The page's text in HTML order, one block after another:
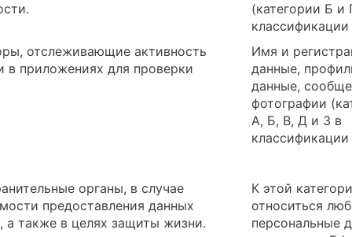
(категории Б и
классификации
отслеживающие активность
в приложениях для проверки
Имя и
данные,
данные,
фотографии
А, Б, В, Д и З в
классификации
органы, в случае
предоставления данных
а также в целях защиты жизни.
К этой
относиться
персональные